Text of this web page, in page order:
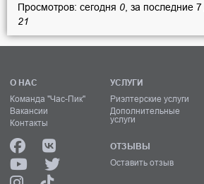
Просмотров: сегодня 0 , за последние
21
О НАС
Команда "Час-Пик"
Вакансии
Контакты
УСЛУГИ
Риэлтерские услуги
Дополнительные
услуги
ОТЗЫВЫ
Оставить отзыв